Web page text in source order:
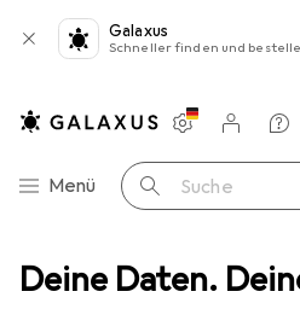
Deine Daten.
Galaxus
Schneller finden und
Navigation nach Kategorien
Menü Suche
Einstellungen
Kundenkonto
Vergleichslisten
Merklisten
Warenkorb
Mascara Lovrén Lovren M2 Long